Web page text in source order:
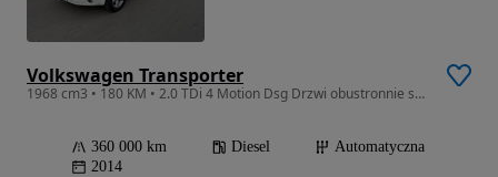
Volkswagen Transporter
1968 cm3 • 180 KM • 2.0 TDi 4 Motion Dsg Drzwi obustronnie suwane
360 000 km Diesel
Automatyczna
2014